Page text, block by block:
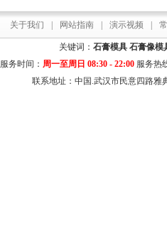
关于我们 网站指南 演示视频
关键词： 石膏模具 石膏像模
服务时间： 周一至周日 08:30 - 22:00服务热
联系地址：中国.武汉市民意四路雅